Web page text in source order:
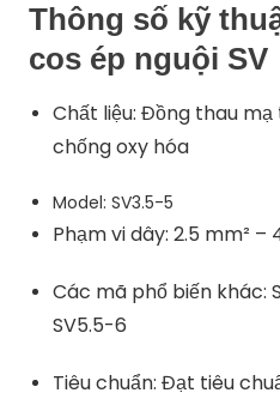
Thông số kỹ
cos ép nguội SV
Chất liệu: Đồng thau
chống oxy hóa
Model: SV3.5-5
Phạm vi dây: 2.5 mm² –
Các mã phổ biến khác:
SV5.5-6
Tiêu chuẩn: Đạt tiêu